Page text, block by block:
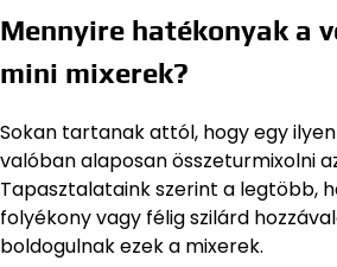
Mennyire hatékonyak a
mini mixerek?
Sokan tartanak attól, hogy egy
valóban alaposan összeturmixolni
Tapasztalataink szerint a legtöbb,
folyékony vagy félig szilárd
boldogulnak ezek a mixerek.